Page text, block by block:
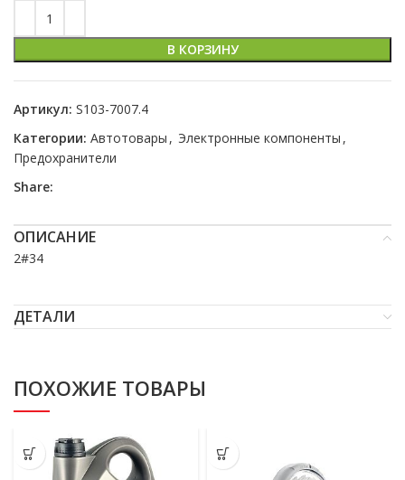
В КОРЗИНУ
Артикул: S103-7007.4
Категории: Автотовары , Электронные компоненты ,
Предохранители
Share:
ОПИСАНИЕ
2#34
ДЕТАЛИ
ПОХОЖИЕ ТОВАРЫ